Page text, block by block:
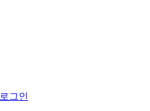
로그인